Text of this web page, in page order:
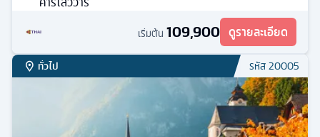
เริ่มต้น 109,900 ดูรายละเอียด
ทั่วไป รหัส20005